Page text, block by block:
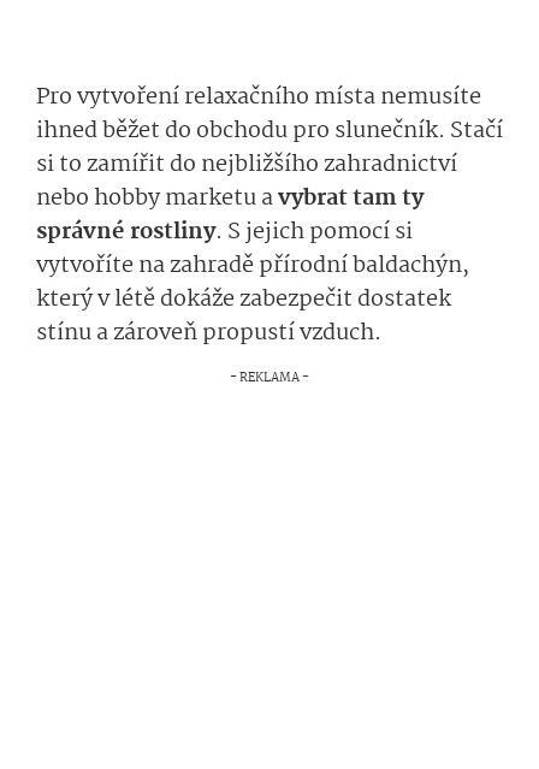
Pro vytvoření relaxačního místa nemusíte
ihned běžet do obchodu pro slunečník. Stačí
si to zamířit do nejbližšího zahradnictví
nebo hobby marketu avybrat tam ty
správné rostliny. S jejich pomocí si
vytvoříte na zahradě přírodní baldachýn,
který v létě dokáže zabezpečit dostatek
stínu a zároveň propustí vzduch.